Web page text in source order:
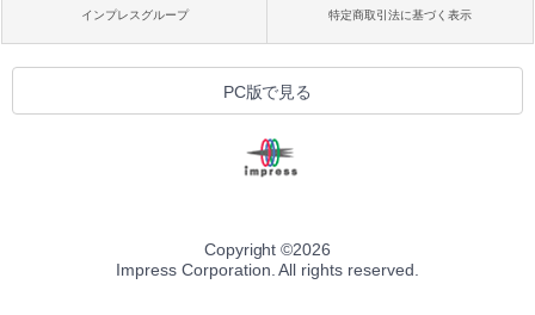
インプレスグループ 特定商取引法に基づく表示
PC版で見る
Copyright ©2026
Impress Corporation. All rights reserved.